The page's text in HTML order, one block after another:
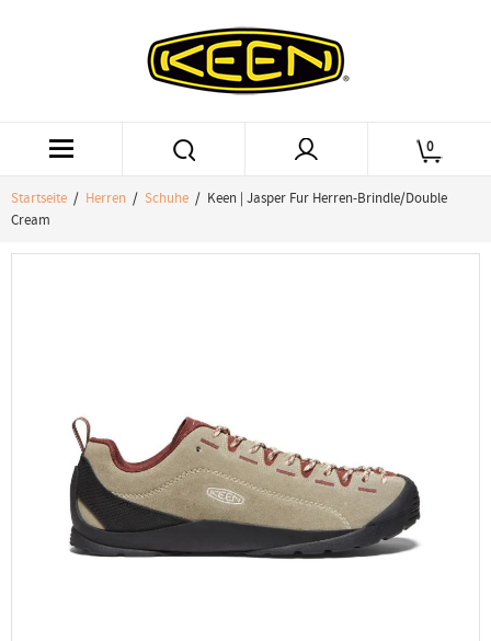
0
Startseite / Herren / Schuhe / Keen | Jasper Fur Herren-Brindle/Double
Cream